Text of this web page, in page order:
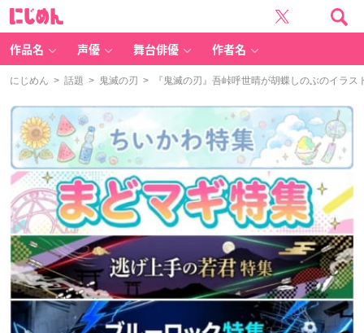
作品名 声優 舞台俳優 作者名
にじめん > 話題 > 鬼滅の刃 > 『鬼滅の刃』吾峠呼世晴が胡蝶しのぶのイラス